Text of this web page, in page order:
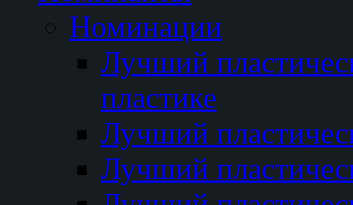
Номинации
Лучший
пластике
Лучший
Лучший